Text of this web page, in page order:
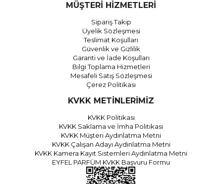
MÜŞTERİ HİZMETLERİ
Sipariş Takip
Üyelik Sözleşmesi
Teslimat Koşulları
Güvenlik ve Gizlilik
Garanti ve İade Koşulları
Bilgi Toplama Hizmetleri
Mesafeli Satış Sözleşmesi
Çerez Politikası
KVKK METİNLERİMİZ
KVKK Politikası
KVKK Saklama ve İmha Politikası
KVKK Müşteri Aydınlatma Metni
KVKK Çalışan Adayı Aydınlatma Metni
KVKK Kamera Kayıt Sistemleri Aydınlatma Metni
EYFEL PARFÜM KVKK Başvuru Formu